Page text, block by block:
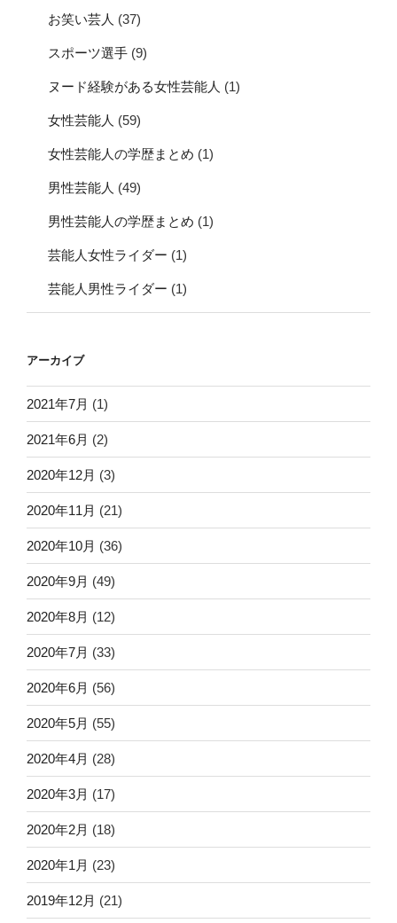
お笑い芸人 (37)
スポーツ選手 (9)
ヌード経験がある女性芸能人 (1)
女性芸能人 (59)
女性芸能人の学歴まとめ (1)
男性芸能人 (49)
男性芸能人の学歴まとめ (1)
芸能人女性ライダー (1)
芸能人男性ライダー (1)
アーカイブ
2021年7月 (1)
2021年6月 (2)
2020年12月 (3)
2020年11月 (21)
2020年10月 (36)
2020年9月 (49)
2020年8月 (12)
2020年7月 (33)
2020年6月 (56)
2020年5月 (55)
2020年4月 (28)
2020年3月 (17)
2020年2月 (18)
2020年1月 (23)
2019年12月 (21)